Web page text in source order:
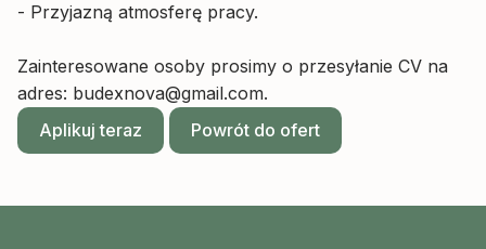
- Przyjazną atmosferę pracy.
Zainteresowane osoby prosimy o przesyłanie CV na
adres: budexnova@gmail.com.
Aplikuj teraz
Powrót do ofert